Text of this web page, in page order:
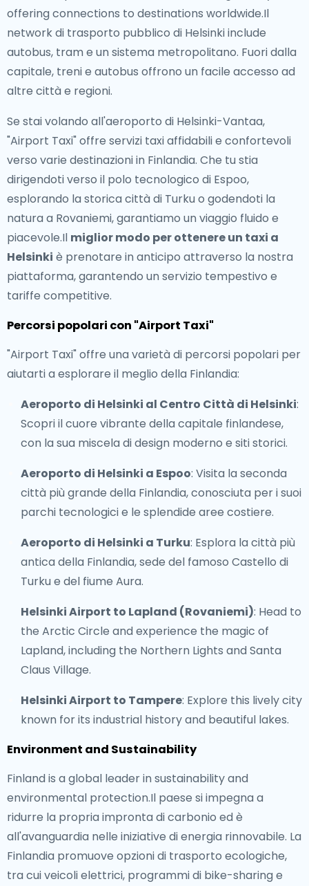
offering connections to destinations worldwide.Il
network di trasporto pubblico di Helsinki include
autobus, tram e un sistema metropolitano. Fuori dalla
capitale, treni e autobus offrono un facile accesso ad
altre città e regioni.
Se stai volando all'aeroporto di Helsinki-Vantaa,
"Airport Taxi" offre servizi taxi affidabili e confortevoli
verso varie destinazioni in Finlandia. Che tu stia
dirigendoti verso il polo tecnologico di Espoo,
esplorando la storica città di Turku o godendoti la
natura a Rovaniemi, garantiamo un viaggio fluido e
piacevole.Il miglior modo per ottenere un taxi a
Helsinki è prenotare in anticipo attraverso la nostra
piattaforma, garantendo un servizio tempestivo e
tariffe competitive.
Percorsi popolari con "Airport Taxi"
"Airport Taxi" offre una varietà di percorsi popolari per
aiutarti a esplorare il meglio della Finlandia:
Aeroporto di Helsinki al Centro Città di Helsinki:
Scopri il cuore vibrante della capitale finlandese,
con la sua miscela di design moderno e siti storici.
Aeroporto di Helsinki a Espoo: Visita la seconda
città più grande della Finlandia, conosciuta per i suoi
parchi tecnologici e le splendide aree costiere.
Aeroporto di Helsinki a Turku: Esplora la città più
antica della Finlandia, sede del famoso Castello di
Turku e del fiume Aura.
Helsinki Airport to Lapland (Rovaniemi): Head to
the Arctic Circle and experience the magic of
Lapland, including the Northern Lights and Santa
Claus Village.
Helsinki Airport to Tampere: Explore this lively city
known for its industrial history and beautiful lakes.
Environment and Sustainability
Finland is a global leader in sustainability and
environmental protection.Il paese si impegna a
ridurre la propria impronta di carbonio ed è
all'avanguardia nelle iniziative di energia rinnovabile. La
Finlandia promuove opzioni di trasporto ecologiche,
tra cui veicoli elettrici, programmi di bike-sharing e